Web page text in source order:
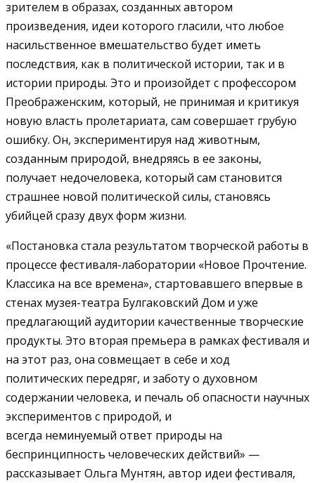
зрителем в образах, созданных автором
произведения, идеи которого гласили, что любое
насильственное вмешательство будет иметь
последствия, как в политической истории, так и в
истории природы. Это и произойдет с профессором
Преображенским, который, не принимая и критикуя
новую власть пролетариата, сам совершает грубую
ошибку. Он, экспериментируя над животным,
созданным природой, внедряясь в ее законы,
получает недочеловека, который сам становится
страшнее новой политической силы, становясь
убийцей сразу двух форм жизни.
«Постановка стала результатом творческой работы в
процессе фестиваля-лаборатории «Новое Прочтение.
Классика на все времена», стартовавшего впервые в
стенах музея-театра Булгаковский Дом и уже
предлагающий аудитории качественные творческие
продукты. Это вторая премьера в рамках фестиваля и
на этот раз, она совмещает в себе и ход
политических передряг, и заботу о духовном
содержании человека, и печаль об опасности научных
экспериментов с природой, и
всегда неминуемый ответ природы на
беспринципность человеческих действий» —
рассказывает Ольга Мунтян, автор идеи фестиваля,